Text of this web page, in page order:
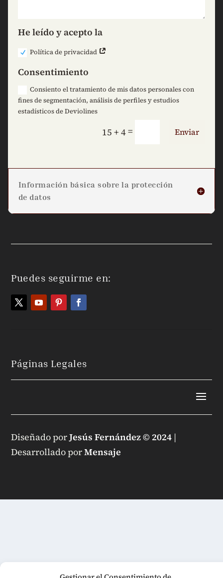
He leído y acepto la
Política de privacidad
Consentimiento
Consiento el tratamiento de mis datos personales con
fines de segmentación, análisis de perfiles y estudios
estadísticos de Deviolines
15 + 4= Enviar
Información básica sobre la protección
de datos
Puedes seguirme en:
Páginas Legales
Diseñado porJesús Fernández © 2024 |
Desarrollado porMensaje